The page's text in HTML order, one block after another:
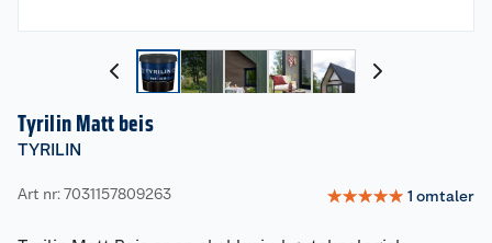
Tyrilin Matt beis
TYRILIN
Art nr: 7031157809263 ☆☆☆☆☆ 1 omtaler